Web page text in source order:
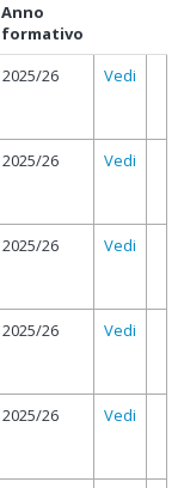
Anno
formativo
2025/26 Vedi
2025/26 Vedi
2025/26 Vedi
2025/26 Vedi
2025/26 Vedi